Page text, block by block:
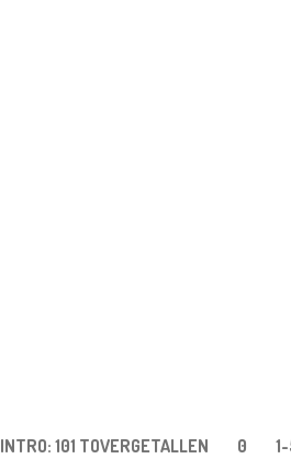
INTRO: 101 TOVERGETALLEN 0